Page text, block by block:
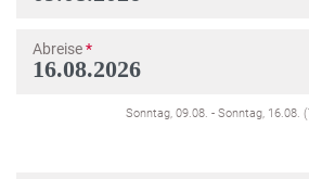
Abreise*
Sonntag, 09.08. - Sonntag, 16.08. (